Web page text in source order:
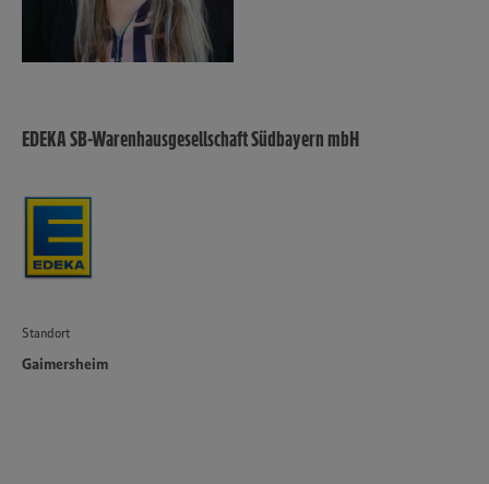
EDEKA SB-Warenhausgesellschaft Südbayern mbH
Standort
Gaimersheim